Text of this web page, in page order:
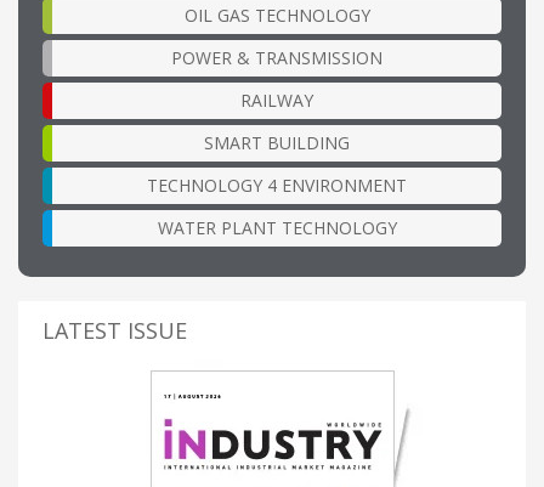
OIL GAS TECHNOLOGY
POWER & TRANSMISSION
RAILWAY
SMART BUILDING
TECHNOLOGY 4 ENVIRONMENT
WATER PLANT TECHNOLOGY
LATEST ISSUE